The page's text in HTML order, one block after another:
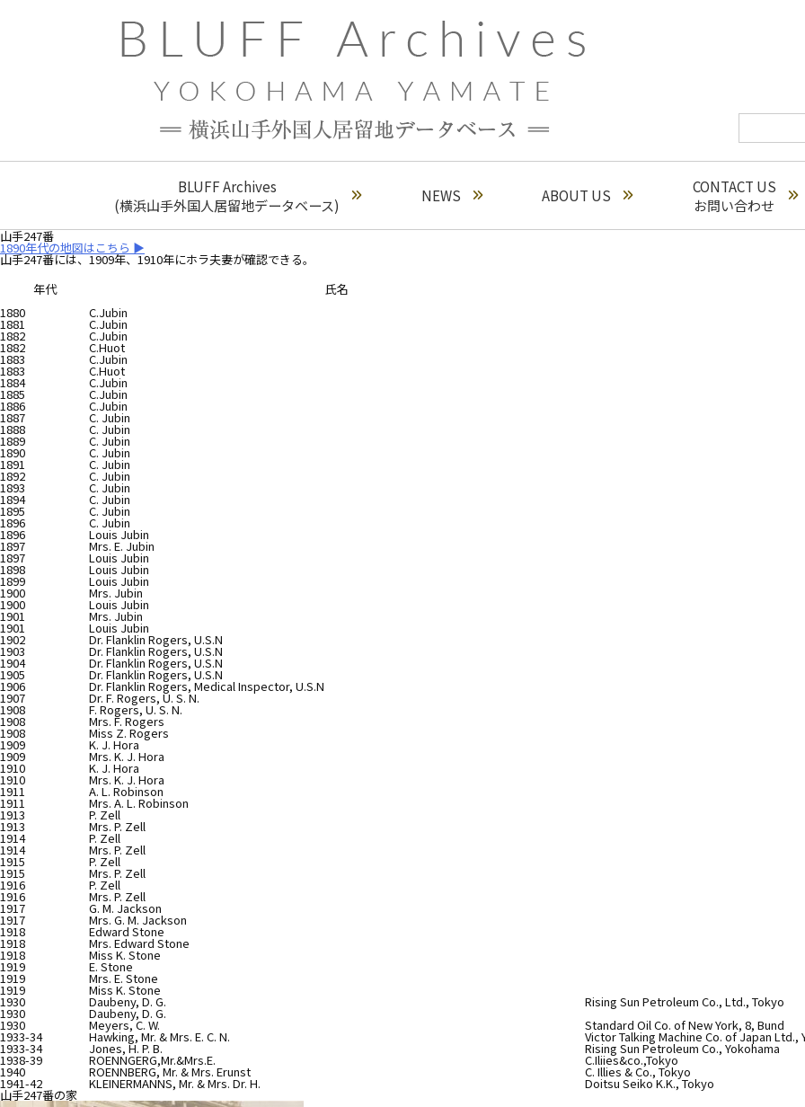
BLUFF Archives
(横浜山手外国人居留地データベース)
NEWS ABOUT US
CONTACT US
お問い合わせ
山手247番
1890年代の地図はこちら ▶︎
山手247番には、1909年、1910年にホラ夫妻が確認できる。
年代
氏名
1880 C.Jubin
1881 C.Jubin
1882 C.Jubin
1882 C.Huot
1883 C.Jubin
1883 C.Huot
1884 C.Jubin
1885 C.Jubin
1886 C.Jubin
1887 C. Jubin
1888 C. Jubin
1889 C. Jubin
1890 C. Jubin
1891 C. Jubin
1892 C. Jubin
1893 C. Jubin
1894 C. Jubin
1895 C. Jubin
1896 C. Jubin
1896 Louis Jubin
1897 Mrs. E. Jubin
1897 Louis Jubin
1898 Louis Jubin
1899 Louis Jubin
1900 Mrs. Jubin
1900 Louis Jubin
1901 Mrs. Jubin
1901 Louis Jubin
1902 Dr. Flanklin Rogers, U.S.N
1903 Dr. Flanklin Rogers, U.S.N
1904 Dr. Flanklin Rogers, U.S.N
1905 Dr. Flanklin Rogers, U.S.N
1906 Dr. Flanklin Rogers, Medical Inspector, U.S.N
1907 Dr. F. Rogers, U. S. N.
1908 F. Rogers, U. S. N.
1908 Mrs. F. Rogers
1908 Miss Z. Rogers
1909 K. J. Hora
1909 Mrs. K. J. Hora
1910 K. J. Hora
1910 Mrs. K. J. Hora
1911 A. L. Robinson
1911 Mrs. A. L. Robinson
1913 P. Zell
1913 Mrs. P. Zell
1914 P. Zell
1914 Mrs. P. Zell
1915 P. Zell
1915 Mrs. P. Zell
1916 P. Zell
1916 Mrs. P. Zell
1917 G. M. Jackson
1917 Mrs. G. M. Jackson
1918 Edward Stone
1918 Mrs. Edward Stone
1918 Miss K. Stone
1919 E. Stone
1919 Mrs. E. Stone
1919 Miss K. Stone
1930 Daubeny, D. G. Rising Sun Petroleum Co., Ltd., Tokyo
1930 Daubeny, D. G.
1930 Meyers, C. W. Standard Oil Co. of New York, 8, Bund
1933-34 Hawking, Mr. & Mrs. E. C. N. Victor Talking Machine Co. of Japan Ltd.,
1933-34 Jones, H. P. B. Rising Sun Petroleum Co., Yokohama
1938-39 ROENNGERG,Mr.&Mrs.E. C.Iliies&co.,Tokyo
1940 ROENNBERG, Mr. & Mrs. Erunst C. Illies & Co., Tokyo
1941-42 KLEINERMANNS, Mr. & Mrs. Dr. H. Doitsu Seiko K.K., Tokyo
山手247番の家